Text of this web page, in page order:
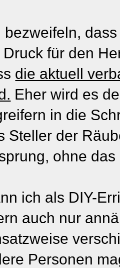
bezweifeln,
für den
die aktuell
Eher wird es
in die
Steller der
ohne
ich als DIY-
auch nur
Personen